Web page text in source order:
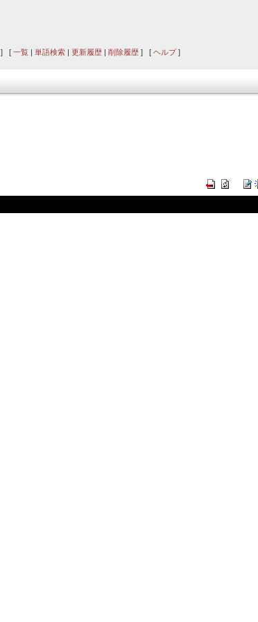
] [ 一覧 | 単語検索 | 更新履歴 | 削除履歴 ] [ ヘルプ]